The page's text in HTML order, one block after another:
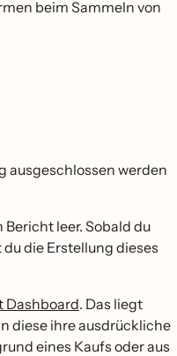
beim Sammeln von
ausgeschlossen werden
leer. Sobald du
die Erstellung dieses
Dashboard. Das liegt
diese ihre ausdrückliche
eines Kaufs oder aus